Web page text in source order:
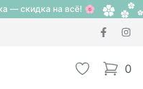
— скидка на всё! 🌸
Избранное
0
items